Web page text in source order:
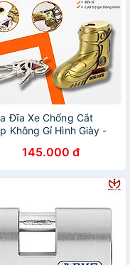
Đĩa Xe Chống Cắt
Không Gỉ Hình Giày -
145.000 đ